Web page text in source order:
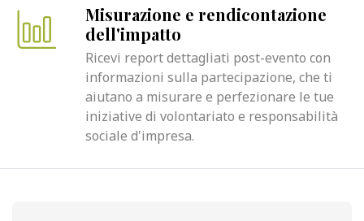
Misurazione e rendicontazione
dell'impatto
Ricevi report dettagliati post-evento con
informazioni sulla partecipazione, che ti
aiutano a misurare e perfezionare le tue
iniziative di volontariato e responsabilità
sociale d'impresa.